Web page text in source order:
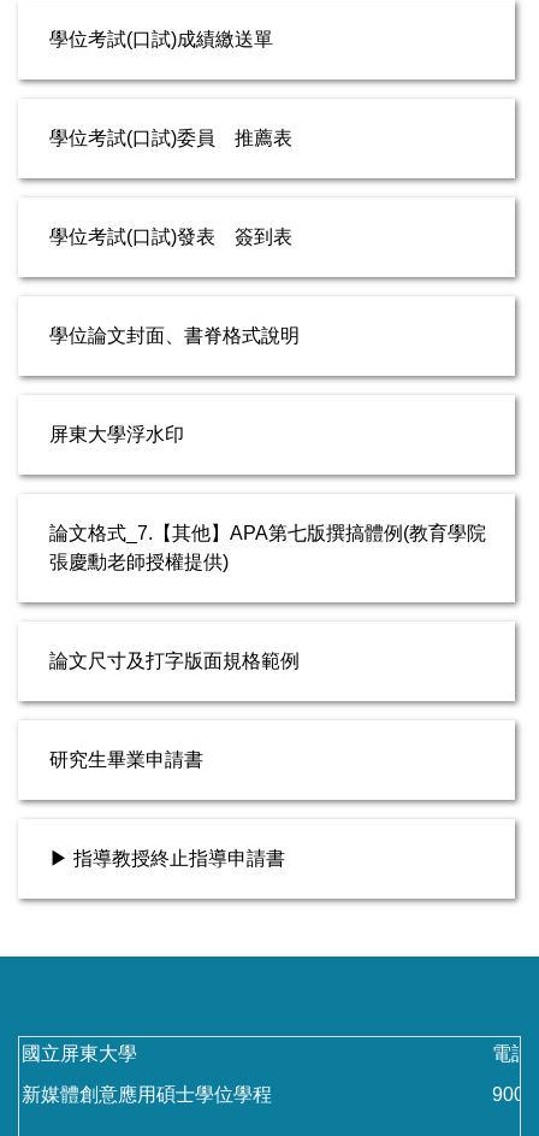
學位考試(口試)成績繳送單
學位考試(口試)委員 推薦表
學位考試(口試)發表 簽到表
學位論文封面、書脊格式說明
屏東大學浮水印
論文格式_7.【其他】APA第七版撰搞體例(教育學院
張慶勳老師授權提供)
論文尺寸及打字版面規格範例
研究生畢業申請書
▶ 指導教授終止指導申請書
國立屏東大學
新媒體創意應用碩士學位學程
電話